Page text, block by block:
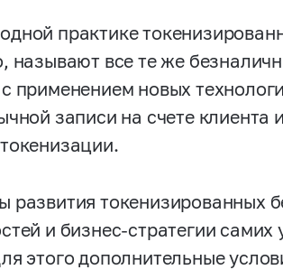
практике
называют все те же
применением новых
записи на счете клиента
развития токенизированных
и бизнес-стратегии
этого дополнительные